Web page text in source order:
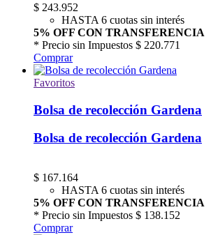
$ 243.952
HASTA 6 cuotas sin interés
5% OFF CON TRANSFERENCIA
* Precio sin Impuestos $ 220.771
Comprar
Favoritos
Bolsa de recolección Gardena
Bolsa de recolección Gardena
$ 167.164
HASTA 6 cuotas sin interés
5% OFF CON TRANSFERENCIA
* Precio sin Impuestos $ 138.152
Comprar